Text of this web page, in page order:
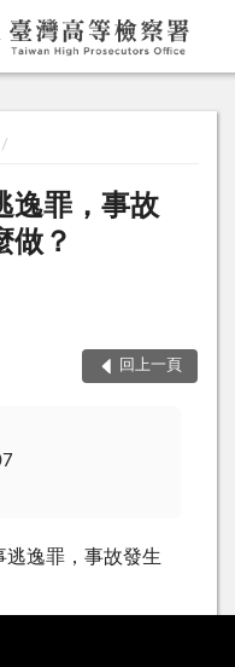
逸罪，事故
做？
回上一頁
逸罪，事故發生